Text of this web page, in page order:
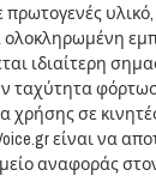
πρωτογενές
ιδιαίτερη
ταχύτητα
χρήσης σε
είναι να
αναφοράς